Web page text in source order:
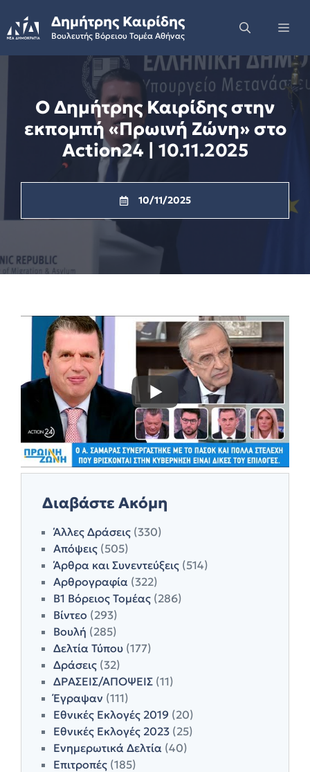
to
content
Δημήτρης Καιρίδης
Βουλευτής Βόρειου Τομέα Αθήνας
Ο Δημήτρης Καιρίδης στην
εκπομπή «Πρωινή Ζώνη» στο
Action24 | 10.11.2025
10/11/2025
Διαβάστε Ακόμη
Άλλες Δράσεις (330)
Απόψεις (505)
Άρθρα και Συνεντεύξεις (514)
Αρθρογραφία (322)
Β1 Βόρειος Τομέας (286)
Βίντεο (293)
Βουλή (285)
Δελτία Τύπου (177)
Δράσεις (32)
ΔΡΑΣΕΙΣ/ΑΠΟΨΕΙΣ (11)
Έγραψαν (111)
Εθνικές Εκλογές 2019 (20)
Εθνικές Εκλογές 2023 (25)
Ενημερωτικά Δελτία (40)
Επιτροπές (185)